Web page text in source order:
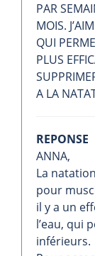
PAR
MOIS.
QUI
PLUS
A LA
REPONSE
ANNA,
La
pour
il y a un
l’eau, qui
inférieurs.